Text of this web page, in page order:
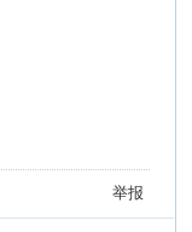
举报